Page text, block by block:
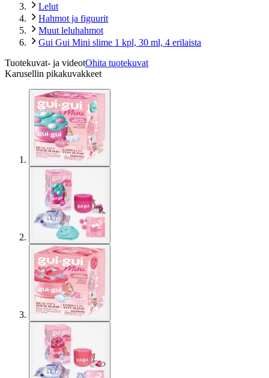
Lelut
Hahmot ja figuurit
Muut leluhahmot
Gui Gui Mini slime 1 kpl, 30 ml, 4 erilaista
Tuotekuvat- ja videotOhita tuotekuvat
Karusellin pikakuvakkeet